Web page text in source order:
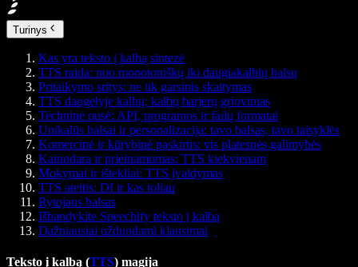
Turinys
Kas yra teksto į kalbą sintezė
TTS raida: nuo monotoniškų iki daugiakalbių balsų
Pritaikymo sritys: ne tik garsinis skaitymas
TTS daugelyje kalbų: kalbų barjerų griovimas
Techninė pusė: API, programos ir failų formatai
Unikalūs balsai ir personalizacija: tavo balsas, tavo taisyklės
Komercinė ir kūrybinė paskirtis: vis platesnės galimybės
Kainodara ir prieinamumas: TTS kiekvienam
Mokymai ir ištekliai: TTS įvaldymas
TTS ateitis: DI ir kas toliau
Rytojaus balsas
Išbandykite Speechify teksto į kalbą
Dažniausiai užduodami klausimai
Teksto į kalbą (TTS) magija